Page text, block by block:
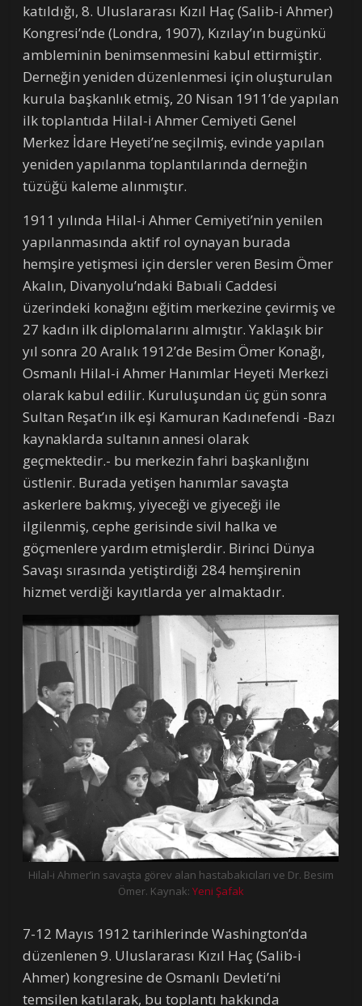
katıldığı, 8. Uluslararası Kızıl Haç (Salib-i Ahmer)
Kongresi’nde (Londra, 1907), Kızılay’ın bugünkü
ambleminin benimsenmesini kabul ettirmiştir.
Derneğin yeniden düzenlenmesi için oluşturulan
kurula başkanlık etmiş, 20 Nisan 1911’de yapılan
ilk toplantıda Hilal-i Ahmer Cemiyeti Genel
Merkez İdare Heyeti’ne seçilmiş, evinde yapılan
yeniden yapılanma toplantılarında derneğin
tüzüğü kaleme alınmıştır.
1911 yılında Hilal-i Ahmer Cemiyeti’nin yenilen
yapılanmasında aktif rol oynayan burada
hemşire yetişmesi için dersler veren Besim Ömer
Akalın, Divanyolu’ndaki Babıali Caddesi
üzerindeki konağını eğitim merkezine çevirmiş ve
27 kadın ilk diplomalarını almıştır. Yaklaşık bir
yıl sonra 20 Aralık 1912’de Besim Ömer Konağı,
Osmanlı Hilal-i Ahmer Hanımlar Heyeti Merkezi
olarak kabul edilir. Kuruluşundan üç gün sonra
Sultan Reşat’ın ilk eşi Kamuran Kadınefendi -Bazı
kaynaklarda sultanın annesi olarak
geçmektedir.- bu merkezin fahri başkanlığını
üstlenir. Burada yetişen hanımlar savaşta
askerlere bakmış, yiyeceği ve giyeceği ile
ilgilenmiş, cephe gerisinde sivil halka ve
göçmenlere yardım etmişlerdir. Birinci Dünya
Savaşı sırasında yetiştirdiği 284 hemşirenin
hizmet verdiği kayıtlarda yer almaktadır.
Hilal-i Ahmer’in savaşta görev alan hastabakıcıları ve Dr. Besim
Ömer. Kaynak: Yeni Şafak
7-12 Mayıs 1912 tarihlerinde Washington’da
düzenlenen 9. Uluslararası Kızıl Haç (Salib-i
Ahmer) kongresine de Osmanlı Devleti’ni
temsilen katılarak, bu toplantı hakkında